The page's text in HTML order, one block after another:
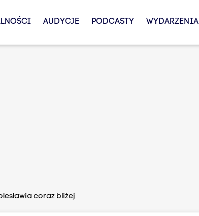
AUDYCJE PODCASTY WYDARZENIA
coraz bliżej